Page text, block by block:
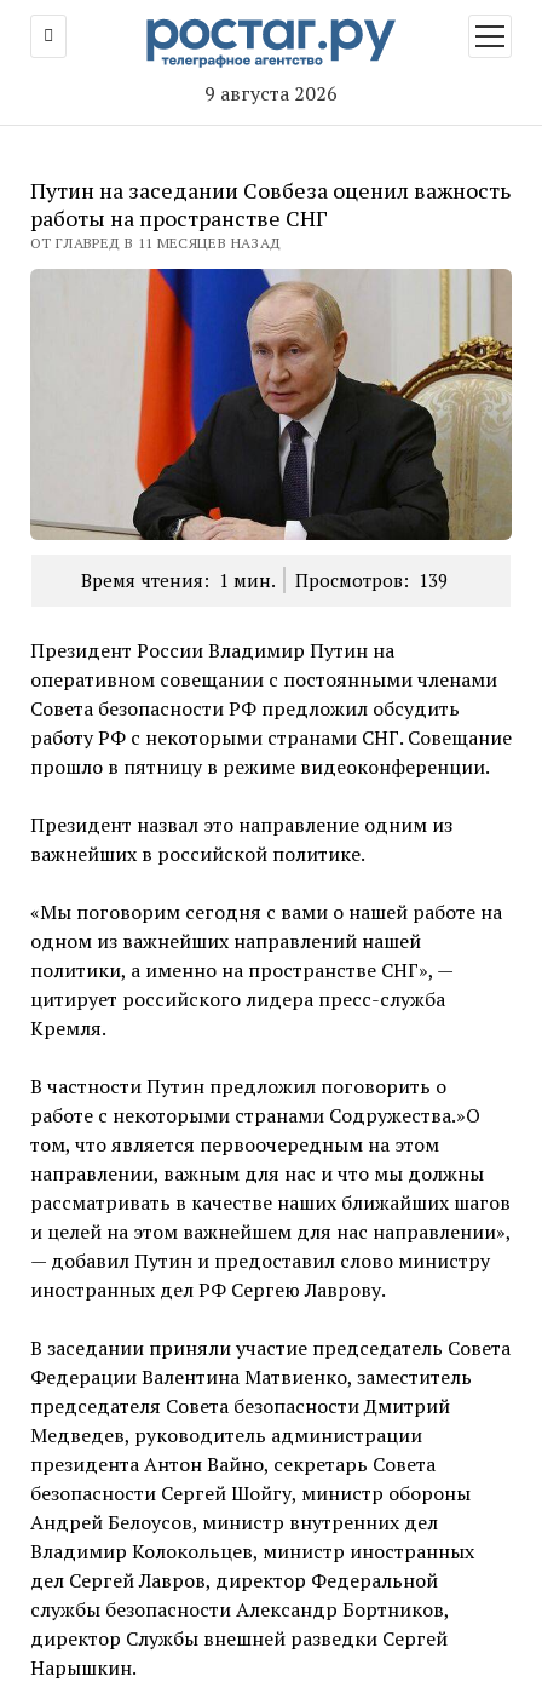
9 августа 2026
меню
Путин на заседании Совбеза оценил важность
работы на пространстве СНГ
ОТ ГЛАВРЕД В 11 МЕСЯЦЕВ НАЗАД
Время чтения: 1 мин. Просмотров: 139
Президент России Владимир Путин на
оперативном совещании с постоянными членами
Совета безопасности РФ предложил обсудить
работу РФ с некоторыми странами СНГ. Совещание
прошло в пятницу в режиме видеоконференции.
Президент назвал это направление одним из
важнейших в российской политике.
«Мы поговорим сегодня с вами о нашей работе на
одном из важнейших направлений нашей
политики, а именно на пространстве СНГ», —
цитирует российского лидера пресс-служба
Кремля.
В частности Путин предложил поговорить о
работе с некоторыми странами Содружества.»О
том, что является первоочередным на этом
направлении, важным для нас и что мы должны
рассматривать в качестве наших ближайших шагов
и целей на этом важнейшем для нас направлении»,
— добавил Путин и предоставил слово министру
иностранных дел РФ Сергею Лаврову.
В заседании приняли участие председатель Совета
Федерации Валентина Матвиенко, заместитель
председателя Совета безопасности Дмитрий
Медведев, руководитель администрации
президента Антон Вайно, секретарь Совета
безопасности Сергей Шойгу, министр обороны
Андрей Белоусов, министр внутренних дел
Владимир Колокольцев, министр иностранных
дел Сергей Лавров, директор Федеральной
службы безопасности Александр Бортников,
директор Службы внешней разведки Сергей
Нарышкин.